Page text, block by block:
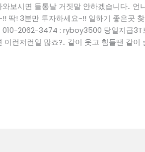
보시면 들통날 거짓말 안하겠습니다.. 언
딱! 3분만 투자하세요~!! 일하기 좋은곳
2062-3474 : ryboy3500 당일지급3T
이런저런일 많죠?.. 같이 웃고 힘들땐 같